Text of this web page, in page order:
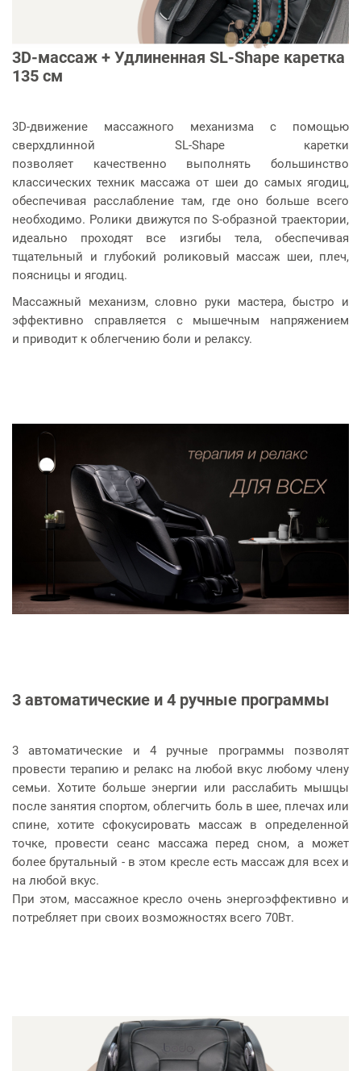
3D-массаж + Удлиненная SL-Shape каретка
135 см
3D-движение массажного механизма с помощью
сверхдлинной SL-Shape каретки
позволяет качественно выполнять большинство
классических техник массажа от шеи до самых ягодиц,
обеспечивая расслабление там, где оно больше всего
необходимо. Ролики движутся по S-образной траектории,
идеально проходят все изгибы тела, обеспечивая
тщательный и глубокий роликовый массаж шеи, плеч,
поясницы и ягодиц.
Массажный механизм, словно руки мастера, быстро и
эффективно справляется с мышечным напряжением
и приводит к облегчению боли и релаксу.
3 автоматические и 4 ручные программы
3 автоматические и 4 ручные программы позволят
провести терапию и релакс на любой вкус любому члену
семьи. Хотите больше энергии или расслабить мышцы
после занятия спортом, облегчить боль в шее, плечах или
спине, хотите сфокусировать массаж в определенной
точке, провести сеанс массажа перед сном, а может
более брутальный - в этом кресле есть массаж для всех и
на любой вкус.
При этом, массажное кресло очень энергоэффективно и
потребляет при своих возможностях всего 70Вт.